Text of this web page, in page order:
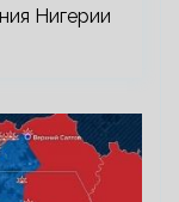
Нигерии